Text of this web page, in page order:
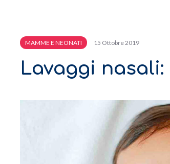
MAMME E NEONATI 15 Ottobre 2019
Lavaggi